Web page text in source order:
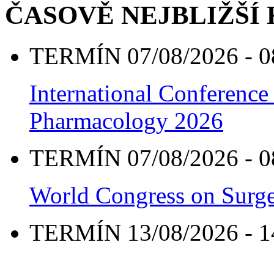
ČASOVĚ NEJBLIŽŠÍ
TERMÍN 07/08/2026 -
International
Pharmacology 2026
TERMÍN 07/08/2026 -
World Congress on
TERMÍN 13/08/2026 -